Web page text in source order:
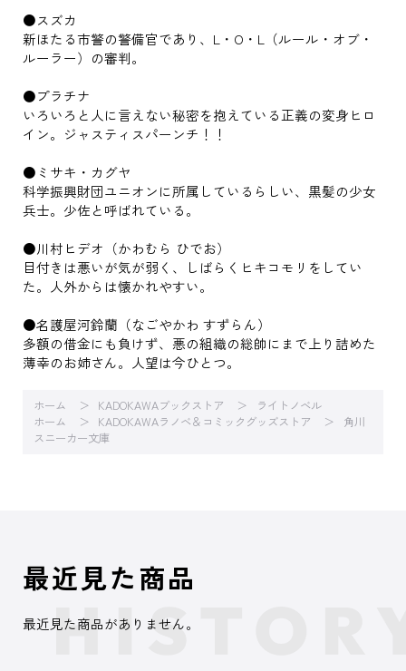
●スズカ
新ほたる市警の警備官であり、L・O・L（ルール・オブ・
ルーラー）の審判。
●プラチナ
いろいろと人に言えない秘密を抱えている正義の変身ヒロ
イン。ジャスティスパーンチ！！
●ミサキ・カグヤ
科学振興財団ユニオンに所属しているらしい、黒髪の少女
兵士。少佐と呼ばれている。
●川村ヒデオ（かわむら ひでお）
目付きは悪いが気が弱く、しばらくヒキコモリをしてい
た。人外からは懐かれやすい。
●名護屋河鈴蘭（なごやかわ すずらん）
多額の借金にも負けず、悪の組織の総帥にまで上り詰めた
薄幸のお姉さん。人望は今ひとつ。
ホーム KADOKAWAブックストア
ライトノベル
ホーム
KADOKAWAラノベ＆コミックグッズストア
角川
スニーカー文庫
最近見た商品
最近見た商品がありません。